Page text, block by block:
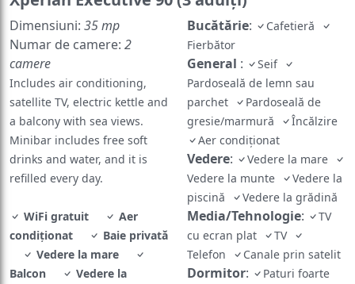
Dimensiuni: 35 mp
Numar de camere: 2
camere
Includes air conditioning,
satellite TV, electric kettle and
a balcony with sea views.
Minibar includes free soft
drinks and water, and it is
refilled every day.
WiFi gratuit
Aer
condiționat
Baie privată
Vedere la mare
Balcon
Vedere la
Bucătărie:
Cafetieră
Fierbător
General :
Seif
Pardoseală de lemn sau
parchet
Pardoseală de
gresie/marmură
Încălzire
Aer condiționat
Vedere:
Vedere la mare
Vedere la munte
Vedere la
piscină
Vedere la grădină
Media/Tehnologie:
TV
cu ecran plat
TV
Telefon
Canale prin satelit
Dormitor:
Paturi foarte